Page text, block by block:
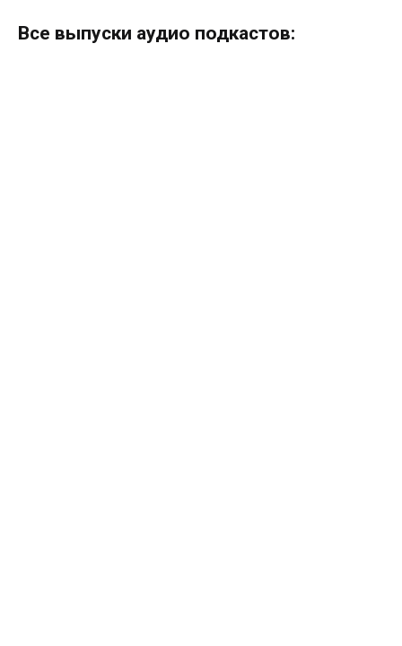
Все выпуски аудио подкастов: